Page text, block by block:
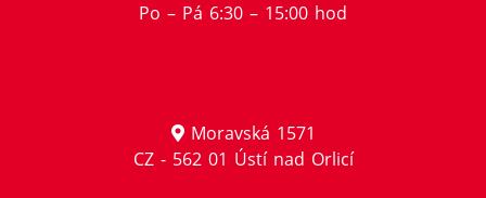
Po – Pá 6:30 – 15:00 hod
Moravská 1571
CZ - 562 01 Ústí nad Orlicí